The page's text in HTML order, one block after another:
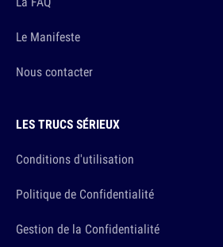
Le Manifeste
Nous contacter
LES TRUCS SÉRIEUX
Conditions d'utilisation
Politique de Confidentialité
Gestion de la Confidentialité